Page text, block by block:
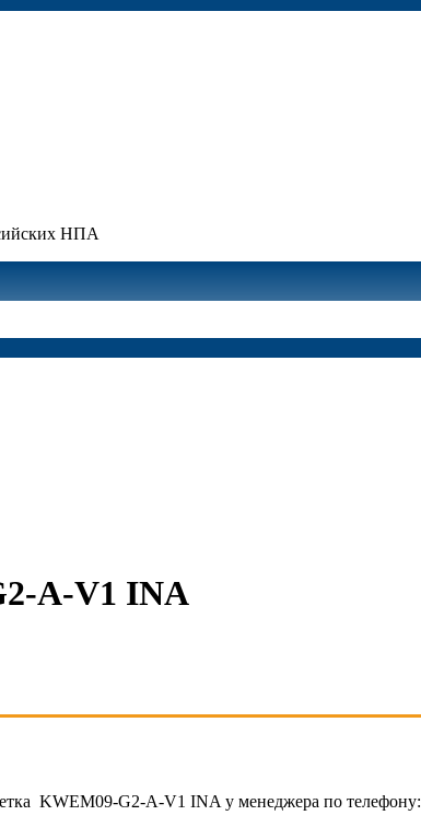
НПА
A-V1 INA
KWEM09-G2-A-V1 INA у менеджера по телефону: